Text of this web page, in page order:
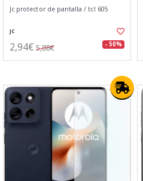
Jc protector de pantalla / tcl 605
JC
2,94€ 5,88€ - 50%